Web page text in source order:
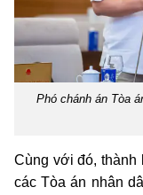
Phó chánh án Tòa
Cùng với đó, thành
các Tòa án nhân